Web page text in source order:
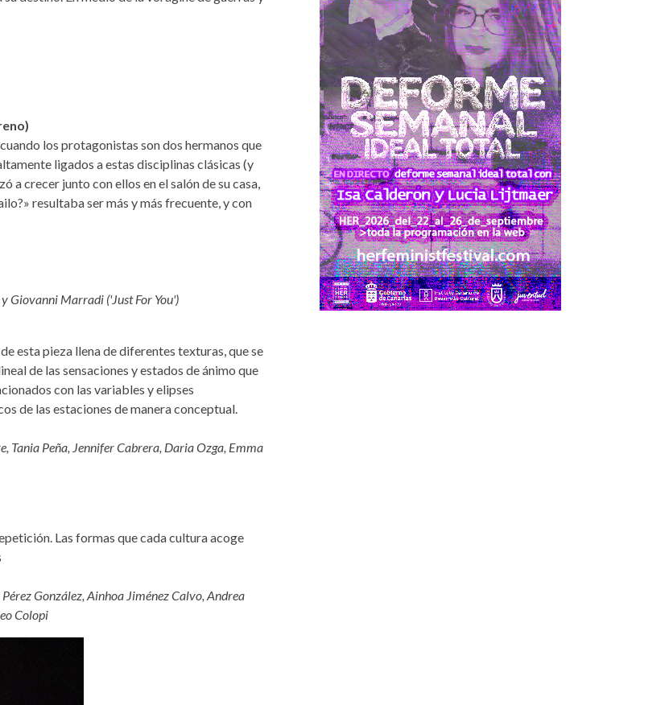
los protagonistas son dos hermanos que
ligados a estas disciplinas clásicas (y
a crecer junto con ellos en el salón de su casa,
resultaba ser más y más frecuente, y con
Giovanni Marradi ('Just For You')
esta pieza llena de diferentes texturas, que se
de las sensaciones y estados de ánimo que
con las variables y elipses
de las estaciones de manera conceptual.
Tania Peña, Jennifer Cabrera, Daria Ozga, Emma
Las formas que cada cultura acoge
González, Ainhoa Jiménez Calvo, Andrea
Colopi